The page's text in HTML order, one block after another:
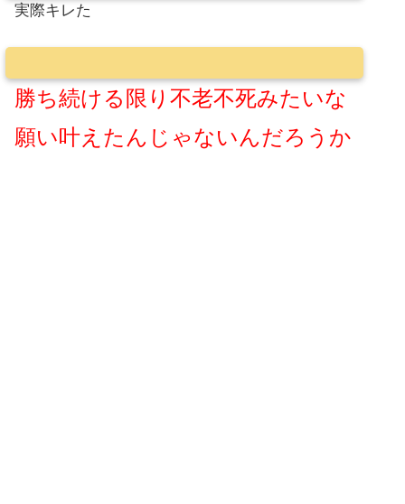
実際キレた
勝ち続ける限り不老不死みたいな
願い叶えたんじゃないんだろうか